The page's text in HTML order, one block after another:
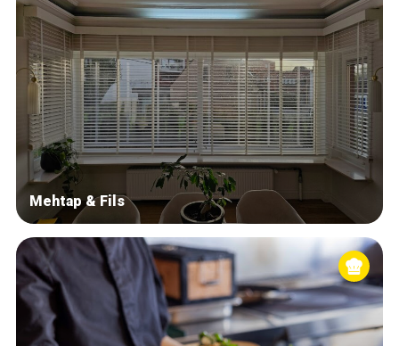
Mehtap & Fils